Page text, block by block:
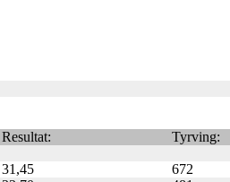
Resultat:
Tyrving:
31,45
672